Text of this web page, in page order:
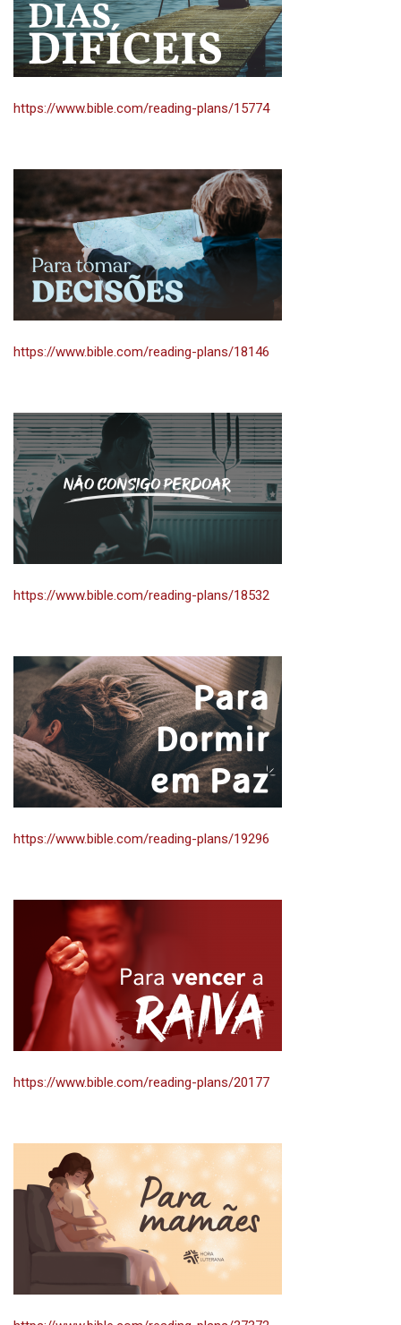
https://www.bible.com/reading-plans/15774
https://www.bible.com/reading-plans/18146
https://www.bible.com/reading-plans/18532
https://www.bible.com/reading-plans/19296
https://www.bible.com/reading-plans/20177